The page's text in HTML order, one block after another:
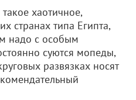
хаотичное,
странах типа Египта,
надо с особым
суются мопеды,
развязках носят